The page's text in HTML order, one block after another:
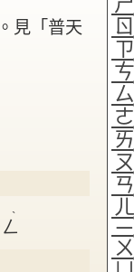
見「普天
ˋ